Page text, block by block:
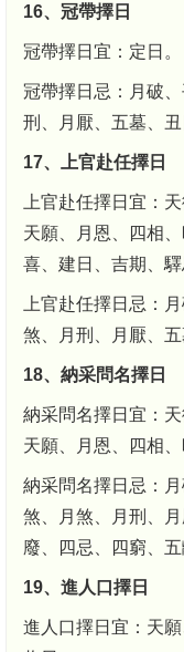
16、冠帶擇日
冠帶擇日宜：定日。
冠帶擇日忌：月破
刑、月厭、五墓、
17、上官赴任擇日
上官赴任擇日宜：
天願、月恩、四相
喜、建日、吉期、驛
上官赴任擇日忌：
煞、月刑、月厭、
18、納采問名擇日
納采問名擇日宜：
天願、月恩、四相
納采問名擇日忌：
煞、月煞、月刑、
廢、四忌、四窮、
19、進人口擇日
進人口擇日宜：天